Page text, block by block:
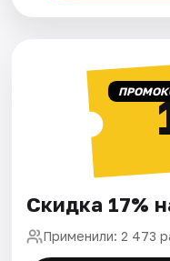
Скидка 17%
Применили: 2 473